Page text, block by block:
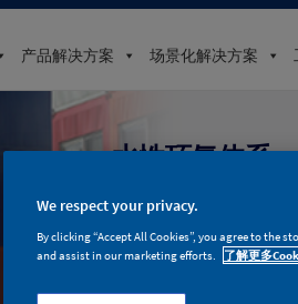
产品解决方案 场景化解决方案
水性环氧体系
多乐士专业高性能
普通至腐蚀较严重
We respect your privacy.
By clicking “Accept All Cookies”, you agree to the
and assist in our marketing efforts.
了解更多